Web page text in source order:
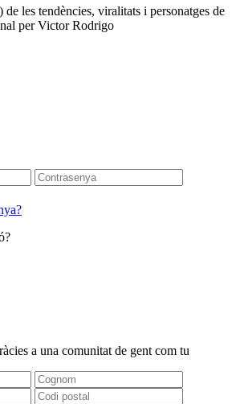
les tendències, viralitats i personatges de
per Victor Rodrigo
a una comunitat de gent com tu